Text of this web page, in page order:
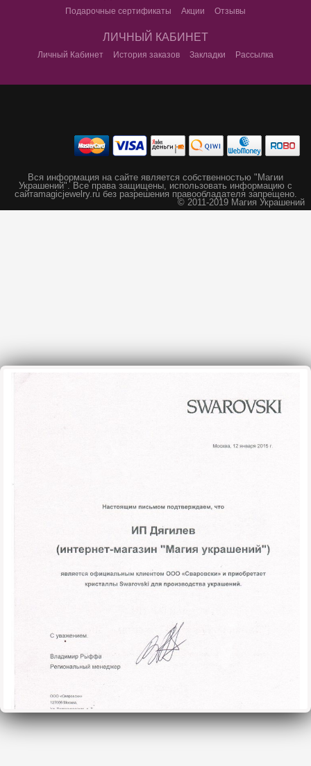
Подарочные сертификаты Акции Отзывы
ЛИЧНЫЙ КАБИНЕТ
Личный Кабинет История заказов Закладки Рассылка
Вся информация на сайте является собственностью "Магии
Украшений". Все права защищены, использовать информацию с
сайтаmagicjewelry.ru без разрешения правообладателя запрещено.
© 2011-2019 Магия Украшений